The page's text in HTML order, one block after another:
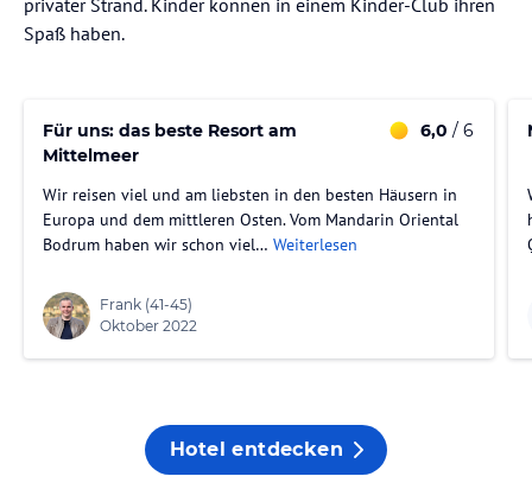
Spaß haben.
Für uns: das beste Resort am
Mittelmeer
6,0 / 6
Wir reisen viel und am liebsten in den besten Häusern in
Europa und dem mittleren Osten. Vom Mandarin Oriental
Bodrum haben wir schon viel… Weiterlesen
Frank (41-45)
Oktober 2022
Hotel entdecken